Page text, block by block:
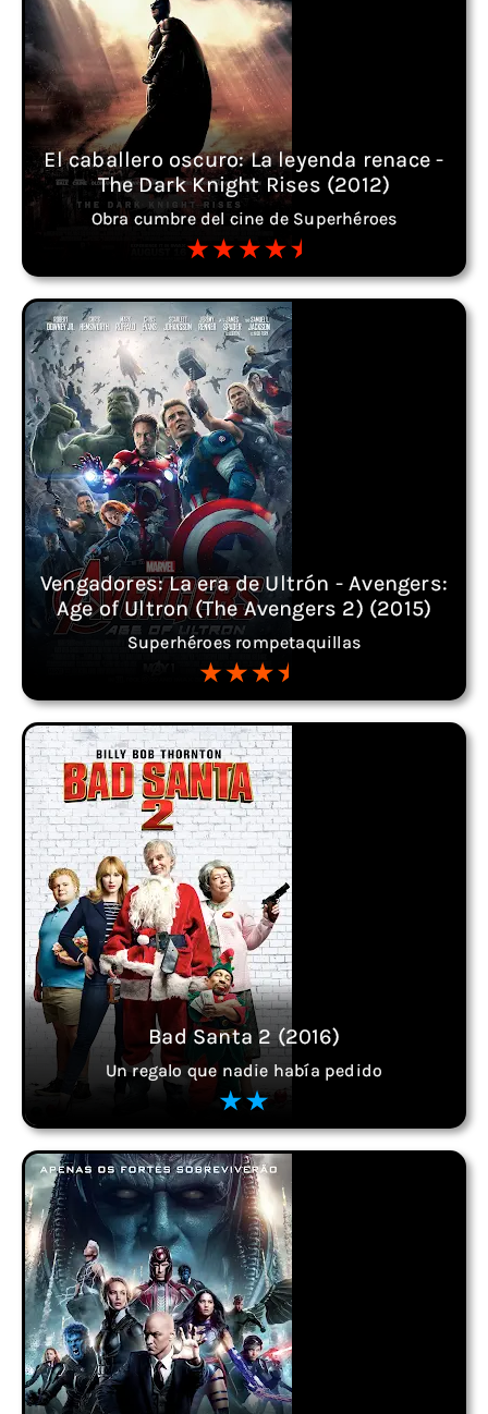
El caballero oscuro: La leyenda renace -
The Dark Knight Rises (2012)
Obra cumbre del cine de Superhéroes
Vengadores: La era de Ultrón - Avengers:
Age of Ultron (The Avengers 2) (2015)
Superhéroes rompetaquillas
Bad Santa 2 (2016)
Un regalo que nadie había pedido